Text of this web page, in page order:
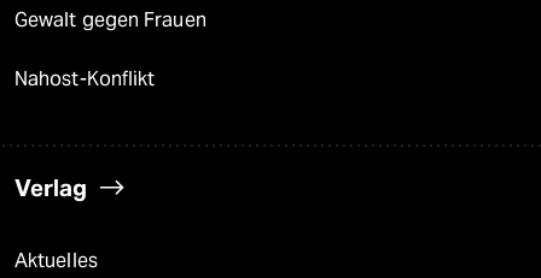
Gewalt gegen Frauen
Nahost-Konflikt
Verlag
Aktuelles